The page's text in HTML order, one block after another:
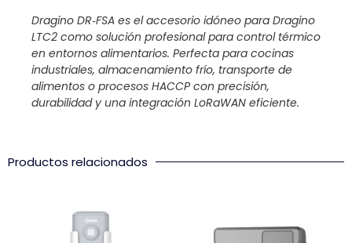
Dragino DR‑FSA es el accesorio idóneo para Dragino
LTC2 como solución profesional para control térmico
en entornos alimentarios. Perfecta para cocinas
industriales, almacenamiento frío, transporte de
alimentos o procesos HACCP con precisión,
durabilidad y una integración LoRaWAN eficiente.
Productos relacionados